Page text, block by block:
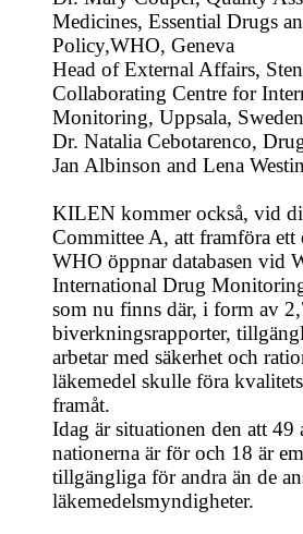
Medicines, Essential Drugs
Policy,WHO, Geneva
Head of External Affairs,
Collaborating Centre for
Monitoring, Uppsala, Sweden
Dr. Natalia Cebotarenco,
Jan Albinson and Lena
KILEN kommer också, vid
Committee A, att framföra ett
WHO öppnar databasen vid
International Drug
som nu finns där, i form av
biverkningsrapporter,
arbetar med säkerhet och
läkemedel skulle föra
framåt.
Idag är situationen den att 49
nationerna är för och 18 är
tillgängliga för andra än de
läkemedelsmyndigheter.